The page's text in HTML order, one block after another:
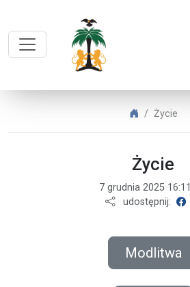
Życie
Życie
7 grudnia 2025
udostępnij:
Modlitwa